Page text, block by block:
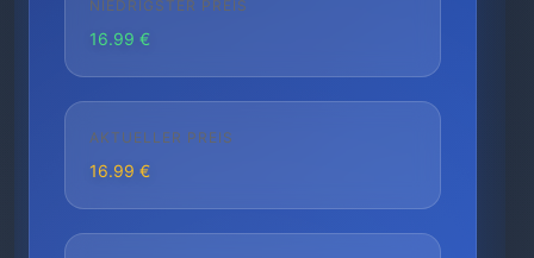
NIEDRIGSTER PREIS
16.99 €
AKTUELLER PREIS
16.99 €